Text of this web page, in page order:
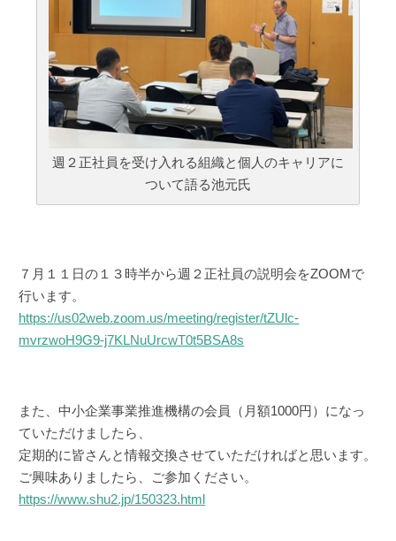
週２正社員を受け入れる組織と個人のキャリアに
ついて語る池元氏
７月１１日の１３時半から週２正社員の説明会をZOOMで
行います。
https://us02web.zoom.us/meeting/register/tZUlc-
mvrzwoH9G9-j7KLNuUrcwT0t5BSA8s
また、中小企業事業推進機構の会員（月額1000円）になっ
ていただけましたら、
定期的に皆さんと情報交換させていただければと思います。
ご興味ありましたら、ご参加ください。
https://www.shu2.jp/150323.html